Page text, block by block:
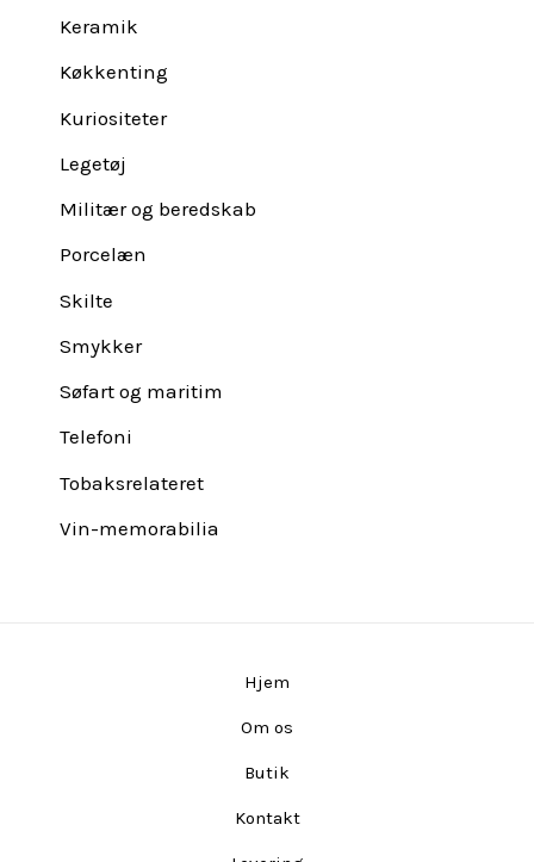
Keramik
Køkkenting
Kuriositeter
Legetøj
Militær og beredskab
Porcelæn
Skilte
Smykker
Søfart og maritim
Telefoni
Tobaksrelateret
Vin-memorabilia
Hjem
Om os
Butik
Kontakt